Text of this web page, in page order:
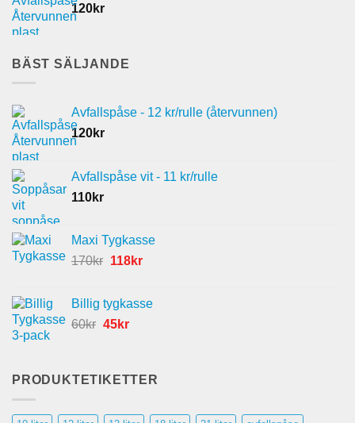
120kr
BÄST SÄLJANDE
Avfallspåse - 12 kr/rulle (återvunnen)
120kr
Avfallspåse vit - 11 kr/rulle
110kr
Maxi Tygkasse
170kr Det
var:
170kr.
118krDet
är:
Billig tygkasse
60kr Det
var:
45krDet
är:
PRODUKTETIKETTER